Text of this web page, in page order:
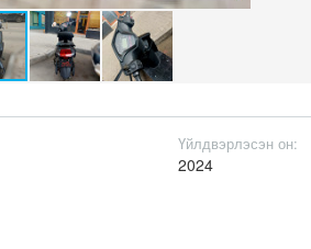
Үйлдвэрлэсэн он:
2024